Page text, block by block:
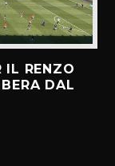
IL RENZO
DAL